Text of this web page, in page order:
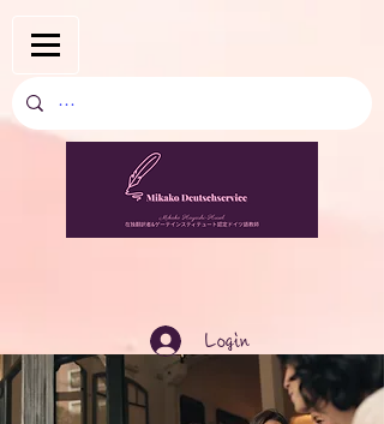
Login